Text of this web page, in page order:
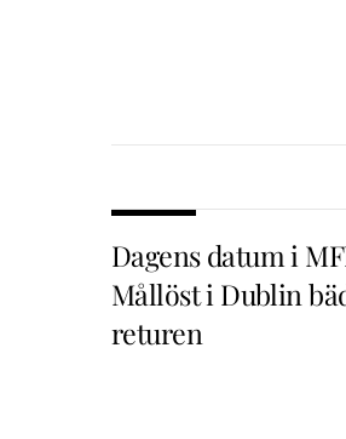
Dagens datum i
Mållöst i Dublin
returen